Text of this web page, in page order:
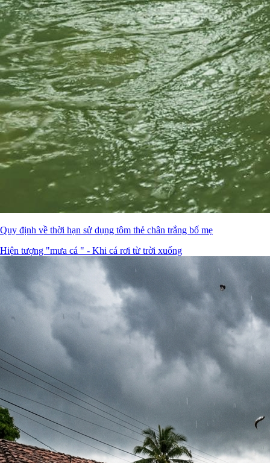
Quy định về thời hạn sử dụng tôm thẻ chân trắng bố mẹ
Hiện tượng "mưa cá " - Khi cá rơi từ trời xuống